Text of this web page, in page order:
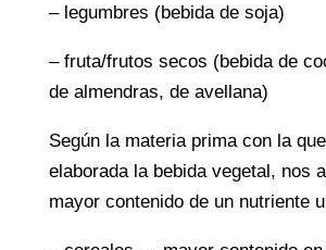
– legumbres (bebida de soja)
– fruta/frutos secos (bebida de
de almendras, de avellana)
Según la materia prima con la
elaborada la bebida vegetal, nos
mayor contenido de un nutriente